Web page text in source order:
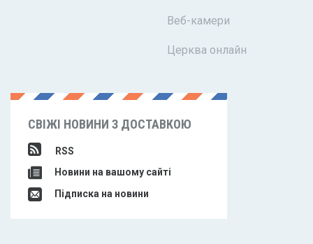
Веб-камери
Церква онлайн
СВІЖІ НОВИНИ З ДОСТАВКОЮ
RSS
Новини на вашому сайті
Підписка на новини